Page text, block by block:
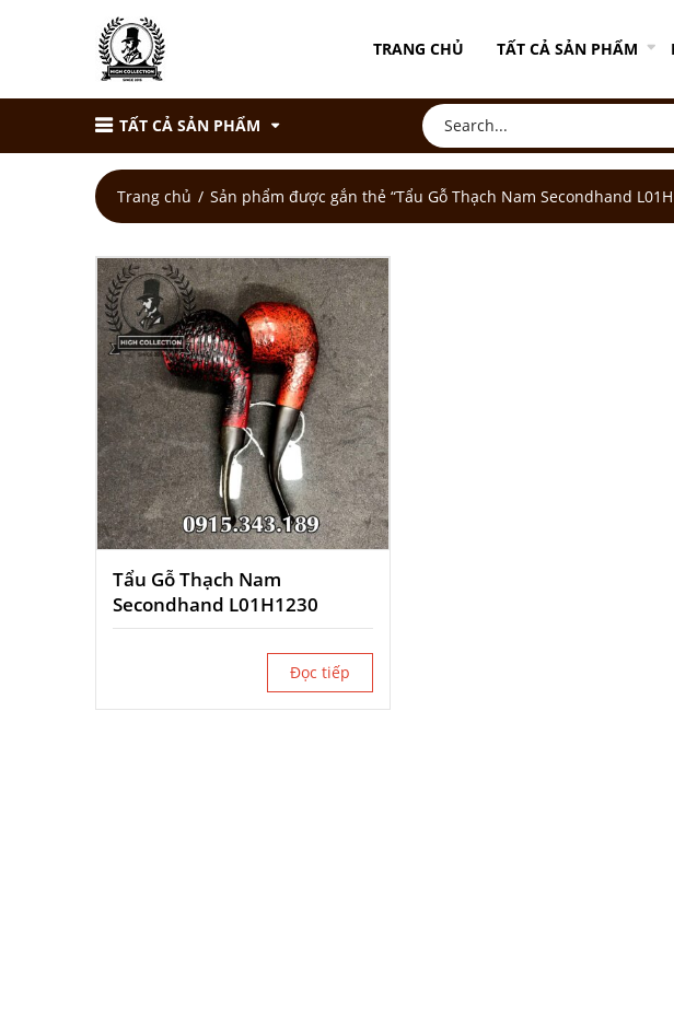
TRANG CHỦ TẤT CẢ SẢN PHẨM
TẤT CẢ SẢN PHẨM
Trang chủ Sản phẩm được gắn thẻ “Tẩu Gỗ Thạch Nam Secondhand
Tẩu Gỗ Thạch Nam
Secondhand L01H1230
Đọc tiếp